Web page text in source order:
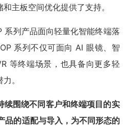
主板空间优化提供了支持。
系列产品面向轻量化智能终端落
系列不仅可面向 AI 眼镜、智
等终端场景，也具备向更多轻
。
续围绕不同客户和终端项目的实
品的适配与导入，为不同形态的